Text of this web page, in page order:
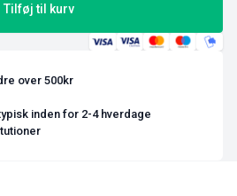
Tilføj til kurv
over 500kr
inden for 2-4 hverdage